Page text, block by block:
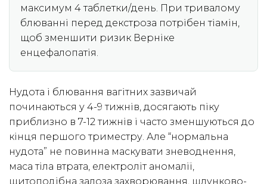
максимум 4 таблетки/день. При тривалому
блюванні перед декстроза потрібен тіамін,
щоб зменшити ризик Верніке
енцефалопатія.
Нудота і блювання вагітних зазвичай
починаються у 4-9 тижнів, досягають піку
приблизно в 7-12 тижнів і часто зменшуються до
кінця першого триместру. Але “нормальна
нудота” не повинна маскувати зневоднення,
маса тіла втрата, електроліт аномалії,
щитоподібна залоза захворювання, шлунково-